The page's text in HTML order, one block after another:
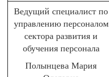
Ведущий специалист по
управлению персоналом
сектора развития и
обучения персонала
Полынцева Мария